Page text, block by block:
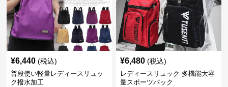
¥6,440 (税込)
普段使い軽量レディースリュッ
ク撥水加工
¥6,480 (税込)
レディースリュック 多機能大容
量スポーツバック